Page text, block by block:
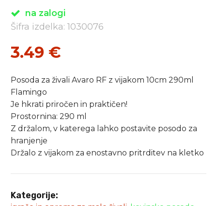
na zalogi
Šifra izdelka: 1030076
3.49 €
Posoda za živali Avaro RF z vijakom 10cm 290ml
Flamingo
Je hkrati priročen in praktičen!
Prostornina: 290 ml
Z držalom, v katerega lahko postavite posodo za
hranjenje
Držalo z vijakom za enostavno pritrditev na kletko
Kategorije: